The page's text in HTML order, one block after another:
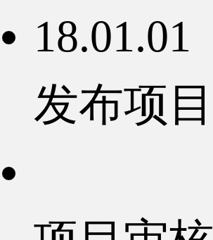
18.01.01
发布项目